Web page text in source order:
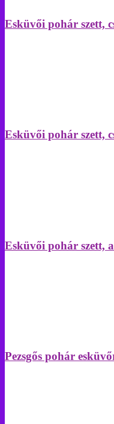
Esküvői pohár szett,
Esküvői pohár szett,
Esküvői pohár szett,
Pezsgős pohár